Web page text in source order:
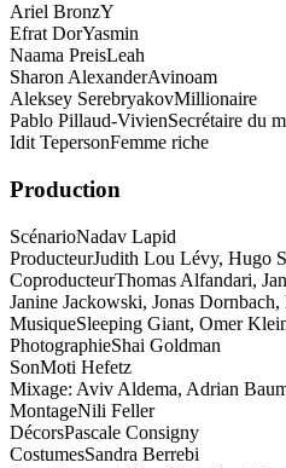
Ariel BronzY
Efrat DorYasmin
Naama PreisLeah
Sharon AlexanderAvinoam
Aleksey SerebryakovMillionaire
Pablo Pillaud-VivienSecrétaire du
Idit TepersonFemme riche
Production
ScénarioNadav Lapid
ProducteurJudith Lou Lévy, Hugo
CoproducteurThomas Alfandari,
Janine Jackowski, Jonas
MusiqueSleeping Giant, Omer
PhotographieShai Goldman
SonMoti Hefetz
Mixage: Aviv Aldema, Adrian
MontageNili Feller
DécorsPascale Consigny
CostumesSandra Berrebi